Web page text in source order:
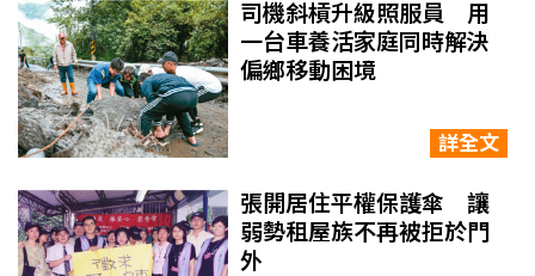
司機斜槓升級照服員 用
一台車養活家庭同時解決
偏鄉移動困境
詳全文
張開居住平權保護傘 讓
弱勢租屋族不再被拒於門
外